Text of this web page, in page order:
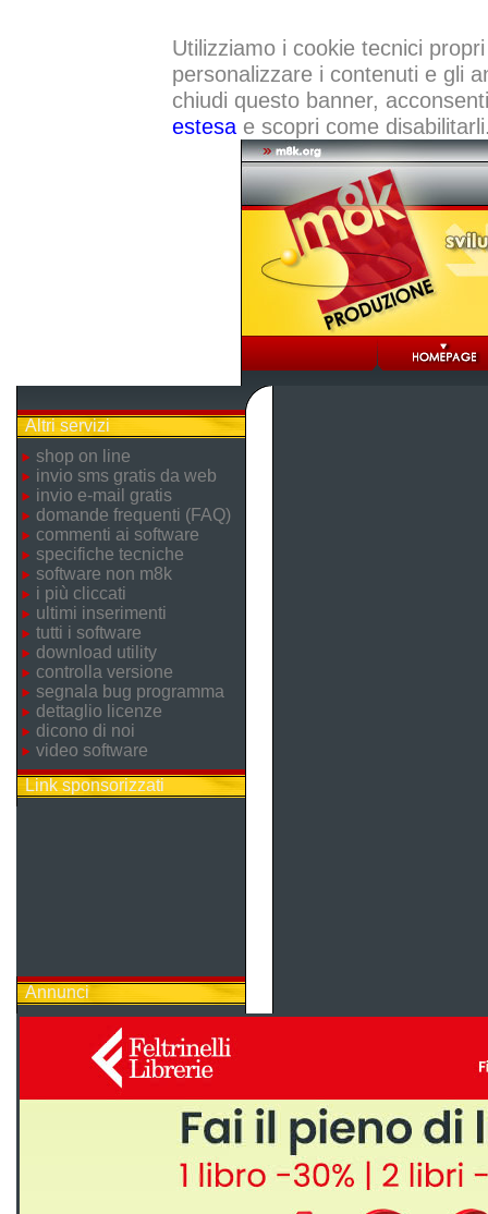
Utilizziamo i cookie tecnici
personalizzare i contenuti e gli
chiudi questo banner,
estesae scopri come
Altri servizi
shop on line
invio sms gratis da web
invio e-mail gratis
domande frequenti (FAQ)
commenti ai software
specifiche tecniche
software non m8k
i più cliccati
ultimi inserimenti
tutti i software
download utility
controlla versione
segnala bug programma
dettaglio licenze
dicono di noi
video software
Link sponsorizzati
Annunci